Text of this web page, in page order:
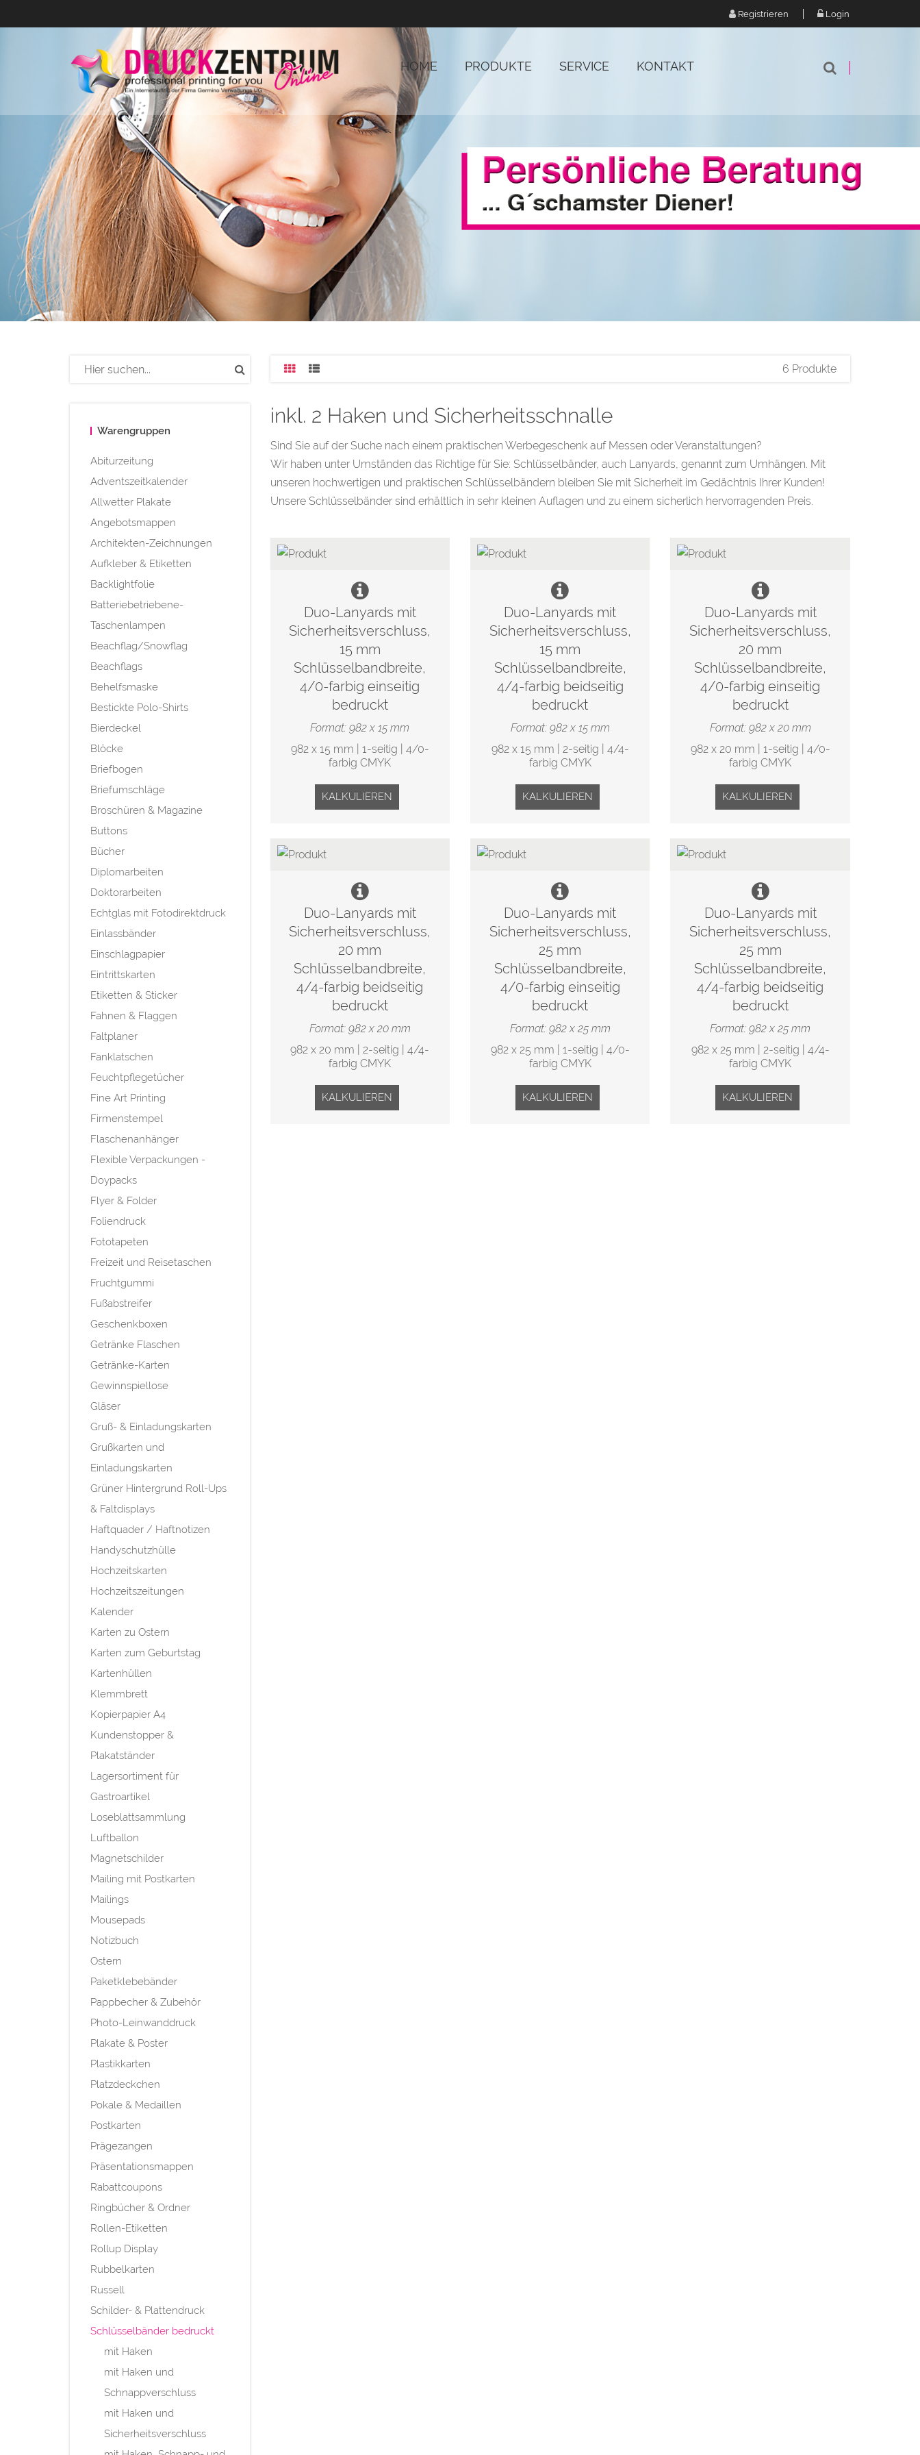
Registrieren Login
HOME PRODUKTE SERVICE KONTAKT
Warengruppen
Abiturzeitung
Adventszeitkalender
Allwetter Plakate
Angebotsmappen
Architekten-Zeichnungen
Aufkleber & Etiketten
Backlightfolie
Batteriebetriebene-
Taschenlampen
Beachflag/Snowflag
Beachflags
Behelfsmaske
Bestickte Polo-Shirts
Bierdeckel
Blöcke
Briefbogen
Briefumschläge
Broschüren & Magazine
Buttons
Bücher
Diplomarbeiten
Doktorarbeiten
Echtglas mit Fotodirektdruck
Einlassbänder
Einschlagpapier
Eintrittskarten
Etiketten & Sticker
Fahnen & Flaggen
Faltplaner
Fanklatschen
Feuchtpflegetücher
Fine Art Printing
Firmenstempel
Flaschenanhänger
Flexible Verpackungen -
Doypacks
Flyer & Folder
Foliendruck
Fototapeten
Freizeit und Reisetaschen
Fruchtgummi
Fußabstreifer
Geschenkboxen
Getränke Flaschen
Getränke-Karten
Gewinnspiellose
Gläser
Gruß- & Einladungskarten
Grußkarten und
Einladungskarten
Grüner Hintergrund Roll-Ups
& Faltdisplays
Haftquader / Haftnotizen
Handyschutzhülle
Hochzeitskarten
Hochzeitszeitungen
Kalender
Karten zu Ostern
Karten zum Geburtstag
Kartenhüllen
Klemmbrett
Kopierpapier A4
Kundenstopper &
Plakatständer
Lagersortiment für
Gastroartikel
Loseblattsammlung
Luftballon
Magnetschilder
Mailing mit Postkarten
Mailings
Mousepads
Notizbuch
Ostern
Paketklebebänder
Pappbecher & Zubehör
Photo-Leinwanddruck
Plakate & Poster
Plastikkarten
Platzdeckchen
Pokale & Medaillen
Postkarten
Prägezangen
Präsentationsmappen
Rabattcoupons
Ringbücher & Ordner
Rollen-Etiketten
Rollup Display
Rubbelkarten
Russell
Schilder- & Plattendruck
Schlüsselbänder bedruckt
mit Haken
mit Haken und
Schnappverschluss
mit Haken und
Sicherheitsverschluss
6 Produkte
inkl. 2 Haken und Sicherheitsschnalle
Sind Sie auf der Suche nach einem praktischen Werbegeschenk auf Messen oder Veranstaltungen?
Wir haben unter Umständen das Richtige für Sie: Schlüsselbänder, auch Lanyards, genannt zum Umhängen. Mit
unseren hochwertigen und praktischen Schlüsselbändern bleiben Sie mit Sicherheit im Gedächtnis Ihrer Kunden!
Unsere Schlüsselbänder sind erhältlich in sehr kleinen Auflagen und zu einem sicherlich hervorragenden Preis.
Duo-Lanyards mit
Sicherheitsverschluss,
15 mm
Schlüsselbandbreite,
4/0-farbig einseitig
bedruckt
Format: 982 x 15 mm
982 x 15 mm | 1-seitig | 4/0-
farbig CMYK
KALKULIEREN
Duo-Lanyards mit
Sicherheitsverschluss,
15 mm
Schlüsselbandbreite,
4/4-farbig beidseitig
bedruckt
Format: 982 x 15 mm
982 x 15 mm | 2-seitig | 4/4-
farbig CMYK
KALKULIEREN
Duo-Lanyards mit
Sicherheitsverschluss,
20 mm
Schlüsselbandbreite,
4/0-farbig einseitig
bedruckt
Format: 982 x 20 mm
982 x 20 mm | 1-seitig | 4/0-
farbig CMYK
KALKULIEREN
Duo-Lanyards mit
Sicherheitsverschluss,
20 mm
Schlüsselbandbreite,
4/4-farbig beidseitig
bedruckt
Format: 982 x 20 mm
982 x 20 mm | 2-seitig | 4/4-
farbig CMYK
KALKULIEREN
Duo-Lanyards mit
Sicherheitsverschluss,
25 mm
Schlüsselbandbreite,
4/0-farbig einseitig
bedruckt
Format: 982 x 25 mm
982 x 25 mm | 1-seitig | 4/0-
farbig CMYK
KALKULIEREN
Duo-Lanyards mit
Sicherheitsverschluss,
25 mm
Schlüsselbandbreite,
4/4-farbig beidseitig
bedruckt
Format: 982 x 25 mm
982 x 25 mm | 2-seitig | 4/4-
farbig CMYK
KALKULIEREN